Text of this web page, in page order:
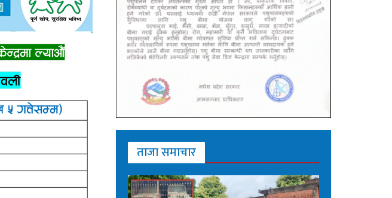
ताजा समाचार